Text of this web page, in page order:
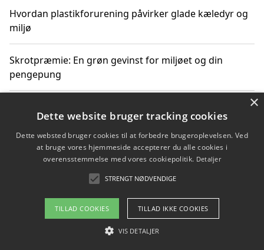
Hvordan plastikforurening påvirker glade kæledyr og
miljø
Skrotpræmie: En grøn gevinst for miljøet og din
pengepung
Hvordan blåfade med rist kan hjælpe med at reducere
plastik i havet
Spil kasinospil på et troværdigt online casino: Din
guide til sikker og sjov underholdning
Copyright 2026 - Pilanto Aps
Om / kontakt
×
Dette website bruger tracking cookies
Dette websted bruger cookies til at forbedre brugeroplevelsen. Ved
at bruge vores hjemmeside accepterer du alle cookies i
overensstemmelse med vores cookiepolitik. Detaljer
STRENGT NØDVENDIGE
TILLAD COOKIES TILLAD IKKE COOKIES
VIS DETALJER